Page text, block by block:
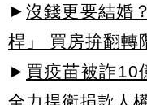
► 沒錢更要結婚
桿」 買房拚翻轉
► 買疫苗被詐10
全力捍衛捐款人